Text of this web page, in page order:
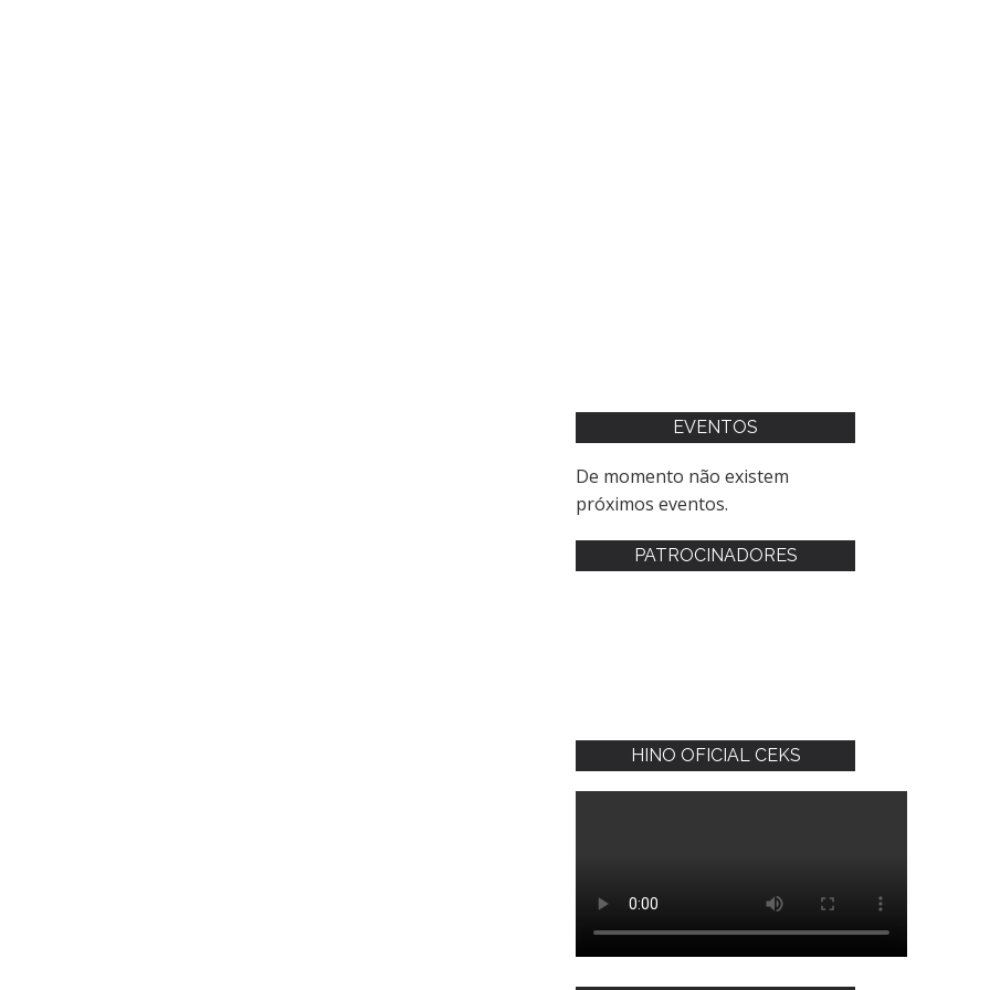
EVENTOS
De momento não existem
próximos eventos.
PATROCINADORES
HINO OFICIAL CEKS